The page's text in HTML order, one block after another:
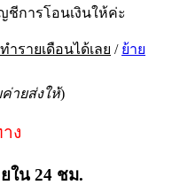
ชีการโอนเงินให้ค่ะ
ำรายเดือนได้เลย / ย้าย
ายส่งให้)
ง
ใน 24 ชม.